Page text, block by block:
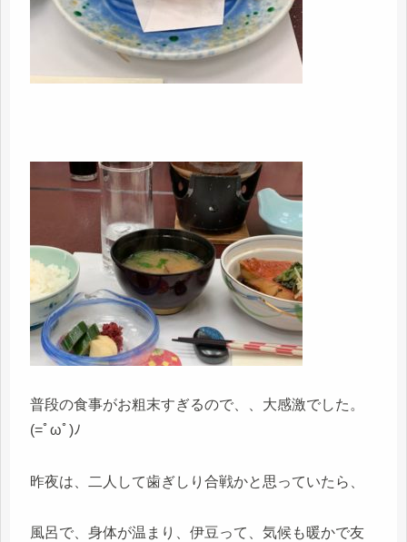
普段の食事がお粗末すぎるので、、大感激でした。
(=ﾟωﾟ)ﾉ
昨夜は、二人して歯ぎしり合戦かと思っていたら、
風呂で、身体が温まり、伊豆って、気候も暖かで友